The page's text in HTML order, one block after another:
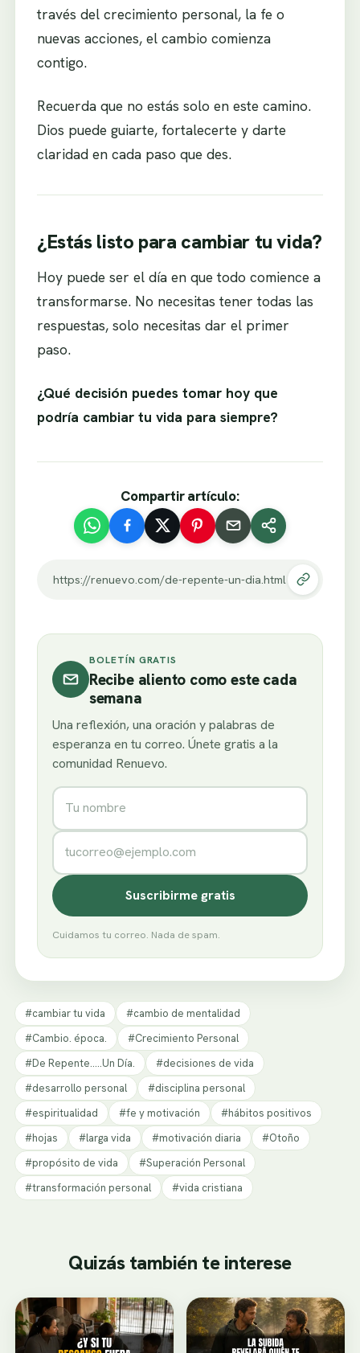
través del crecimiento personal, la fe o
nuevas acciones, el cambio comienza
contigo.
Recuerda que no estás solo en este camino.
Dios puede guiarte, fortalecerte y darte
claridad en cada paso que des.
¿Estás listo para cambiar tu vida?
Hoy puede ser el día en que todo comience a
transformarse. No necesitas tener todas las
respuestas, solo necesitas dar el primer
paso.
¿Qué decisión puedes tomar hoy que
podría cambiar tu vida para siempre?
Compartir artículo:
https://renuevo.com/de-repente-un-dia.html
BOLETÍN GRATIS
Recibe aliento como este cada
semana
Una reflexión, una oración y palabras de
esperanza en tu correo. Únete gratis a la
comunidad Renuevo.
Nombre
Correo electrónico
Suscribirme gratis
Cuidamos tu correo. Nada de spam.
#cambiar tu vida
#cambio de mentalidad
#Cambio. época.
#Crecimiento Personal
#De Repente.....Un Día.
#decisiones de vida
#desarrollo personal
#disciplina personal
#espiritualidad
#fe y motivación
#hábitos positivos
#hojas
#larga vida #motivación diaria
#Otoño
#propósito de vida
#Superación Personal
#transformación personal
#vida cristiana
Quizás también te interese